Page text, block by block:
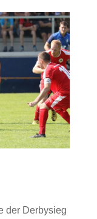
der Derbysieg